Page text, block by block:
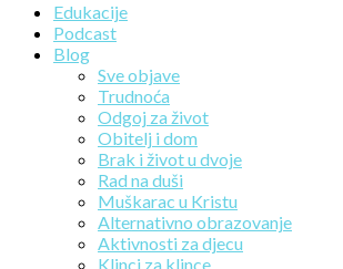
Edukacije
Podcast
Blog
Sve objave
Trudnoća
Odgoj za život
Obitelj i dom
Brak i život u dvoje
Rad na duši
Muškarac u Kristu
Alternativno obrazovanje
Aktivnosti za djecu
Klinci za klince